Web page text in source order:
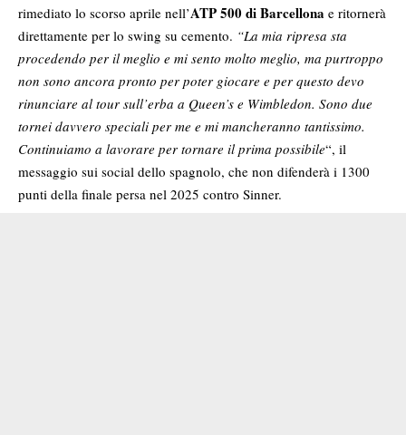
rimediato lo scorso aprile nell’ATP 500 di Barcellona e ritornerà
direttamente per lo swing su cemento. “La mia ripresa sta
procedendo per il meglio e mi sento molto meglio, ma purtroppo
non sono ancora pronto per poter giocare e per questo devo
rinunciare al tour sull’erba a Queen’s e Wimbledon. Sono due
tornei davvero speciali per me e mi mancheranno tantissimo.
Continuiamo a lavorare per tornare il prima possibile“, il
messaggio sui social dello spagnolo, che non difenderà i 1300
punti della finale persa nel 2025 contro Sinner.